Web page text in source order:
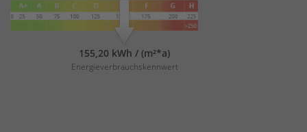
155,20 kWh / (m²*a)
Energieverbrauchskennwert